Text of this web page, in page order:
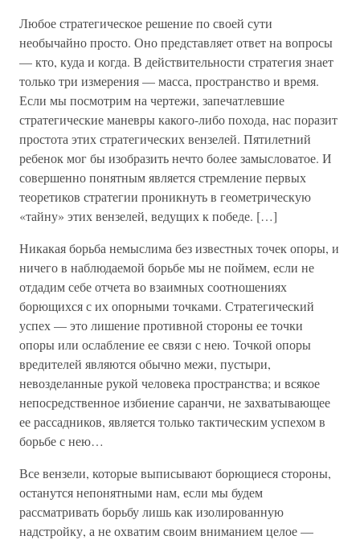
Любое стратегическое решение по своей сути
необычайно просто. Оно представляет ответ на вопросы
— кто, куда и когда. В действительности стратегия знает
только три измерения — масса, пространство и время.
Если мы посмотрим на чертежи, запечатлевшие
стратегические маневры какого-либо похода, нас поразит
простота этих стратегических вензелей. Пятилетний
ребенок мог бы изобразить нечто более замысловатое. И
совершенно понятным является стремление первых
теоретиков стратегии проникнуть в геометрическую
«тайну» этих вензелей, ведущих к победе. […]
Никакая борьба немыслима без известных точек опоры, и
ничего в наблюдаемой борьбе мы не поймем, если не
отдадим себе отчета во взаимных соотношениях
борющихся с их опорными точками. Стратегический
успех — это лишение противной стороны ее точки
опоры или ослабление ее связи с нею. Точкой опоры
вредителей являются обычно межи, пустыри,
невозделанные рукой человека пространства; и всякое
непосредственное избиение саранчи, не захватывающее
ее рассадников, является только тактическим успехом в
борьбе с нею…
Все вензели, которые выписывают борющиеся стороны,
останутся непонятными нам, если мы будем
рассматривать борьбу лишь как изолированную
надстройку, а не охватим своим вниманием целое —